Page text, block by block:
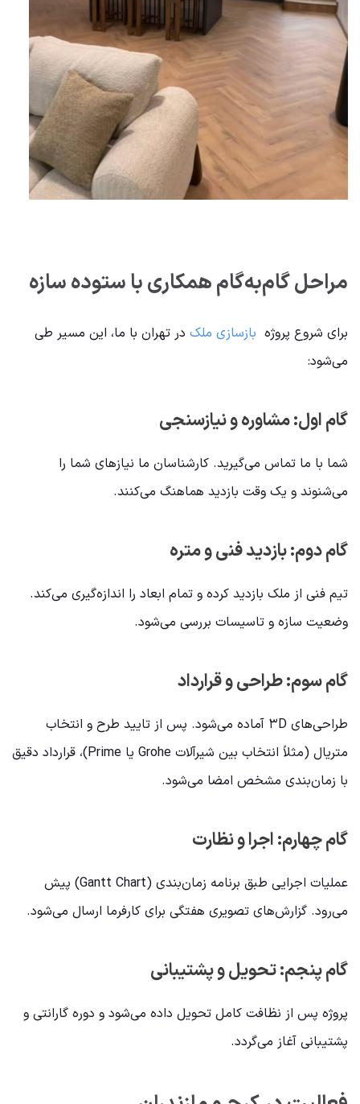
مراحل گام‌به‌گام همکاری با ستوده سازه
برای شروع پروژه بازسازی ملک در تهران با ما، این مسیر طی
می‌شود:
گام اول: مشاوره و نیازسنجی
شما با ما تماس می‌گیرید. کارشناسان ما نیازهای شما را
می‌شنوند و یک وقت بازدید هماهنگ می‌کنند.
گام دوم: بازدید فنی و متره
تیم فنی از ملک بازدید کرده و تمام ابعاد را اندازه‌گیری می‌کند.
وضعیت سازه و تاسیسات بررسی می‌شود.
گام سوم: طراحی و قرارداد
طراحی‌های ۳D آماده می‌شود. پس از تایید طرح و انتخاب
متریال (مثلاً انتخاب بین شیرآلات Grohe یا Prime)، قرارداد دقیق
با زمان‌بندی مشخص امضا می‌شود.
گام چهارم: اجرا و نظارت
عملیات اجرایی طبق برنامه زمان‌بندی (Gantt Chart) پیش
می‌رود. گزارش‌های تصویری هفتگی برای کارفرما ارسال می‌شود.
گام پنجم: تحویل و پشتیبانی
پروژه پس از نظافت کامل تحویل داده می‌شود و دوره گارانتی و
پشتیبانی آغاز می‌گردد.